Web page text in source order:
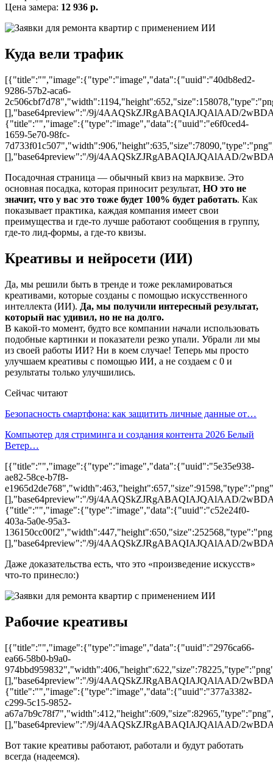
Цена замера: 12 936 р.
Куда вели трафик
[{"title":"","image":{"type":"image","data":{"uuid":"40db8ed2-
9286-57b2-aca6-
[],"base64preview":"/9j/4AAQSkZJRgABAQIAJQAlAAD/
{"title":"","image":{"type":"image","data":{"uuid":"e6f0ced4-
1659-5e70-98fc-
[],"base64preview":"/9j/4AAQSkZJRgABAQIAJQAlAAD/
Посадочная страница — обычный квиз на марквизе. Это
основная посадка, которая приносит результат, НО это не
значит, что у вас это тоже будет 100% будет работать. Как
показывает практика, каждая компания имеет свои
преимущества и где-то лучше работают сообщения в группу,
где-то лид-формы, а где-то квизы.
Креативы и нейросети (ИИ)
Да, мы решили быть в тренде и тоже рекламироваться
креативами, которые созданы с помощью искусственного
интеллекта (ИИ). Да, мы получили интересный результат,
который нас удивил, но не на долго.
В какой-то момент, будто все компании начали использовать
подобные картинки и показатели резко упали. Убрали ли мы
из своей работы ИИ? Ни в коем случае! Теперь мы просто
улучшаем креативы с помощью ИИ, а не создаем с 0 и
результаты только улучшились.
Сейчас читают
Безопасность смартфона: как защитить личные данные от…
Компьютер для стриминга и создания контента 2026 Белый
Ветер…
[{"title":"","image":{"type":"image","data":{"uuid":"5e35e938-
ae82-58ce-b7f8-
[],"base64preview":"/9j/4AAQSkZJRgABAQIAJQAlAAD/
{"title":"","image":{"type":"image","data":{"uuid":"c52e24f0-
403a-5a0e-95a3-
[],"base64preview":"/9j/4AAQSkZJRgABAQIAJQAlAAD/
Даже доказательства есть, что это «произведение искусств»
что-то принесло:)
Рабочие креативы
[{"title":"","image":{"type":"image","data":{"uuid":"2976ca66-
ea66-58b0-b9a0-
[],"base64preview":"/9j/4AAQSkZJRgABAQIAJQAlAAD/
{"title":"","image":{"type":"image","data":{"uuid":"377a3382-
c299-5c15-9852-
[],"base64preview":"/9j/4AAQSkZJRgABAQIAJQAlAAD/
Вот такие креативы работают, работали и будут работать
всегда (надеемся).